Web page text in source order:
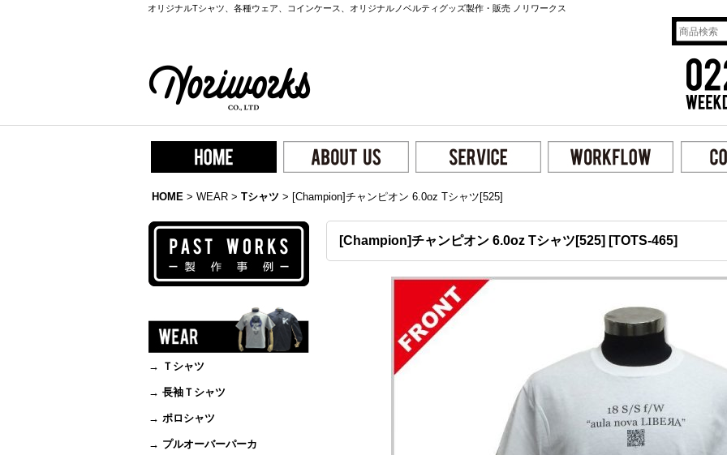
オリジナルTシャツ、各種ウェア、コインケース、オリジナルノベルティグッズ製作・販売 ノリワークス
HOME > WEAR > Tシャツ > [Champion]チャンピオン 6.0oz Tシャツ[525]
→ Ｔシャツ
→ 長袖Ｔシャツ
→ ポロシャツ
→ プルオーバーパーカ
[Champion]チャンピオン 6.0oz Tシャツ[525] [TOTS-465]